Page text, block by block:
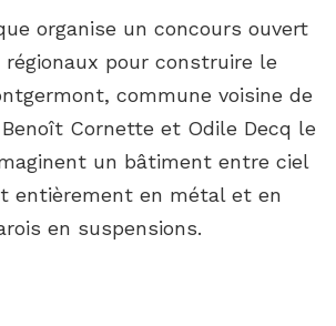
organise un concours ouvert
pour construire le
commune voisine de
Cornette et Odile Decq le
un bâtiment entre ciel
entièrement en métal et en
en suspensions.